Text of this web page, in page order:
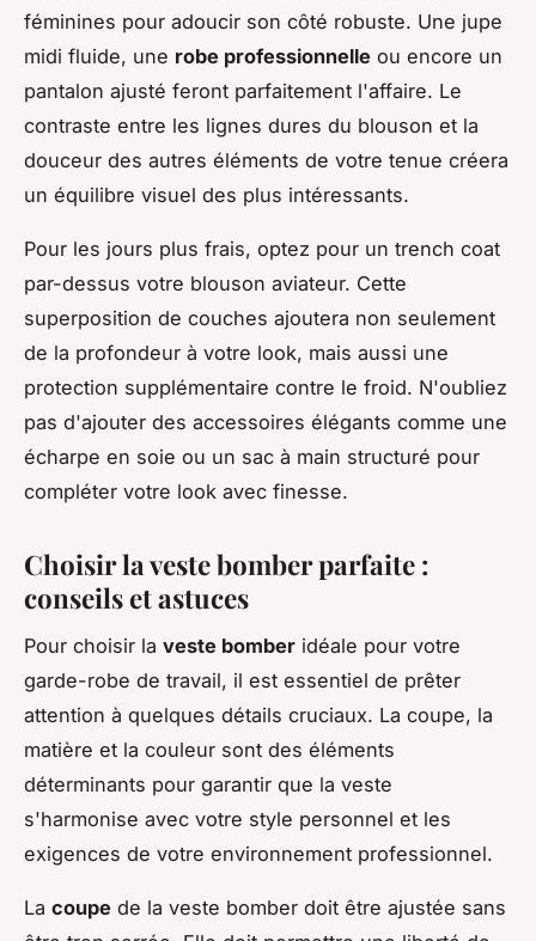
féminines pour adoucir son côté robuste. Une jupe
midi fluide, une robe professionnelle ou encore un
pantalon ajusté feront parfaitement l'affaire. Le
contraste entre les lignes dures du blouson et la
douceur des autres éléments de votre tenue créera
un équilibre visuel des plus intéressants.
Pour les jours plus frais, optez pour un trench coat
par-dessus votre blouson aviateur. Cette
superposition de couches ajoutera non seulement
de la profondeur à votre look, mais aussi une
protection supplémentaire contre le froid. N'oubliez
pas d'ajouter des accessoires élégants comme une
écharpe en soie ou un sac à main structuré pour
compléter votre look avec finesse.
Choisir la veste bomber parfaite :
conseils et astuces
Pour choisir la veste bomber idéale pour votre
garde-robe de travail, il est essentiel de prêter
attention à quelques détails cruciaux. La coupe, la
matière et la couleur sont des éléments
déterminants pour garantir que la veste
s'harmonise avec votre style personnel et les
exigences de votre environnement professionnel.
La coupe de la veste bomber doit être ajustée sans